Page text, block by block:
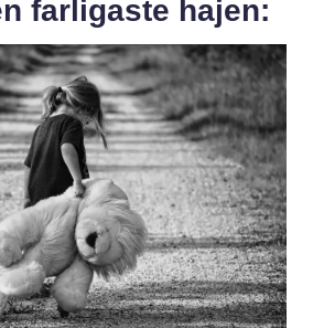
farligaste hajen: